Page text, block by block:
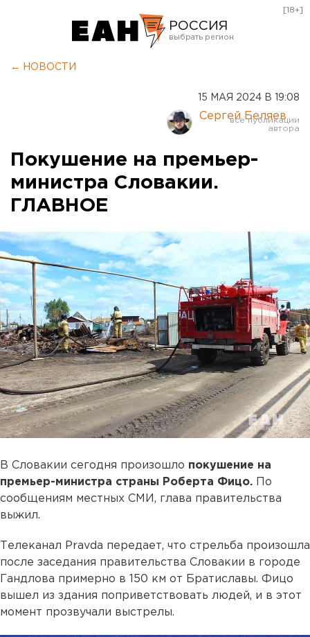
РОССИЯ
Курган
Оренбург
[18+]
← НОВОСТИ
15 МАЯ 2024 В 19:08
Сергей Беляев
Покушение на премьер-
министра Словакии.
ГЛАВНОЕ
В Словакии сегодня произошло покушение на
премьер-министра страны Роберта Фицо. По
сообщениям местных СМИ, глава правительства
выжил.
Телеканал Pravda передает, что стрельба произошла
после заседания правительства Словакии в городе
Гандлова примерно в 150 км от Братиславы. Фицо
вышел из здания поприветствовать людей, и в этот
момент прозвучали выстрелы.